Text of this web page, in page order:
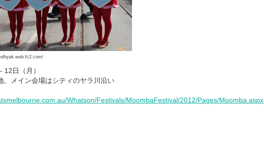
12日（月）
、メイン会場はシティのヤラ川沿い
Whatson/Festivals/MoombaFestival/2012/Pages/Moomba.aspx